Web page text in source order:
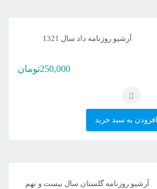
آرشیو روزنامه داد سال 1321
250,000تومان
افزودن به سبد خرید
آرشیو روزنامه گلستان سال بیست و نهم